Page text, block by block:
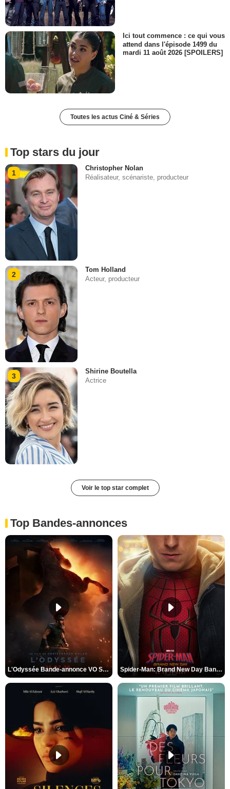
Ici tout commence : ce qui vous
attend dans l'épisode 1499 du
mardi 11 août 2026 [SPOILERS]
Toutes les actus Ciné & Séries
Top stars du jour
1
Christopher Nolan
Réalisateur, scénariste, producteur
2
Tom Holland
Acteur, producteur
3
Shirine Boutella
Actrice
Voir le top star complet
Top Bandes-annonces
L'Odyssée Bande-annonce VO STFR Spider-Man: Brand New Day Bande-annonce VO STFR